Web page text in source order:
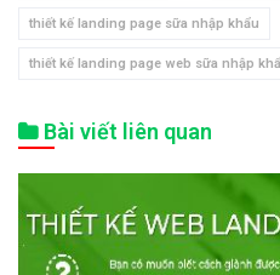
thiết kế landing page sữa nhập khẩu
thiết kế landing page web sữa nhập
Bài viết liên quan